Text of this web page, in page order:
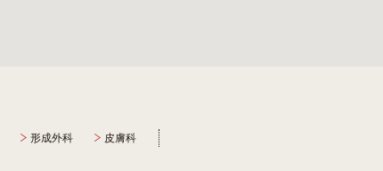
形成外科 皮膚科